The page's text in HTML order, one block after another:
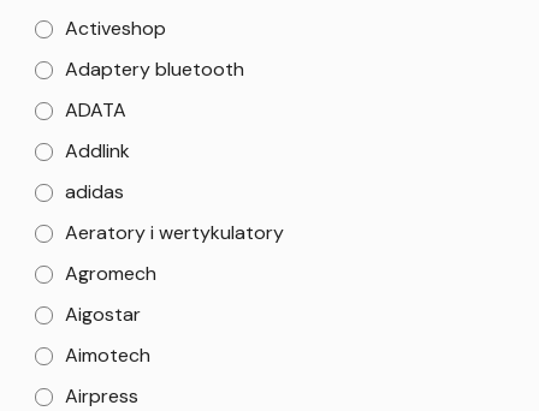
Activeshop
Adaptery bluetooth
ADATA
Addlink
adidas
Aeratory i wertykulatory
Agromech
Aigostar
Aimotech
Airpress